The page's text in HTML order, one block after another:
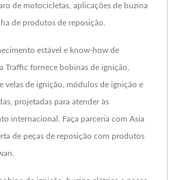
de motocicletas, aplicações de buzina
de produtos de reposição.
estável e know-how de
Traffic fornece bobinas de ignição,
velas de ignição, módulos de ignição e
projetadas para atender às
internacional. Faça parceria com Asia
de peças de reposição com produtos